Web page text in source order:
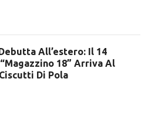
All’estero: Il 14
18” Arriva Al
Di Pola